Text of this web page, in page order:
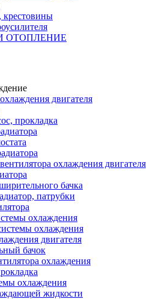
крестовины
ОТОПЛЕНИЕ
двигателя
прокладка
охлаждения двигателя
бачка
патрубки
охлаждения
охлаждения
двигателя
бачок
охлаждения
охлаждения
жидкости